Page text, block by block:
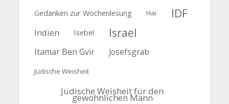
Gedanken zur Wochenlesung Hai IDF
Indien Isebel Israel
Itamar Ben Gvir Josefsgrab
Jüdische Weisheit
Jüdische Weisheit für den
gewöhnlichen Mann